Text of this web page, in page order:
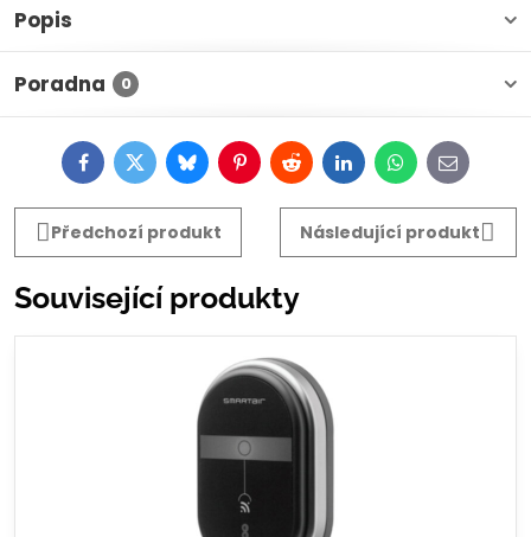
Popis
Poradna 0
FacebookTwitterBlueskyPinterestRedditLinkedInWhatsApp
E-
mail
Předchozí produkt
Následující produkt
Související produkty